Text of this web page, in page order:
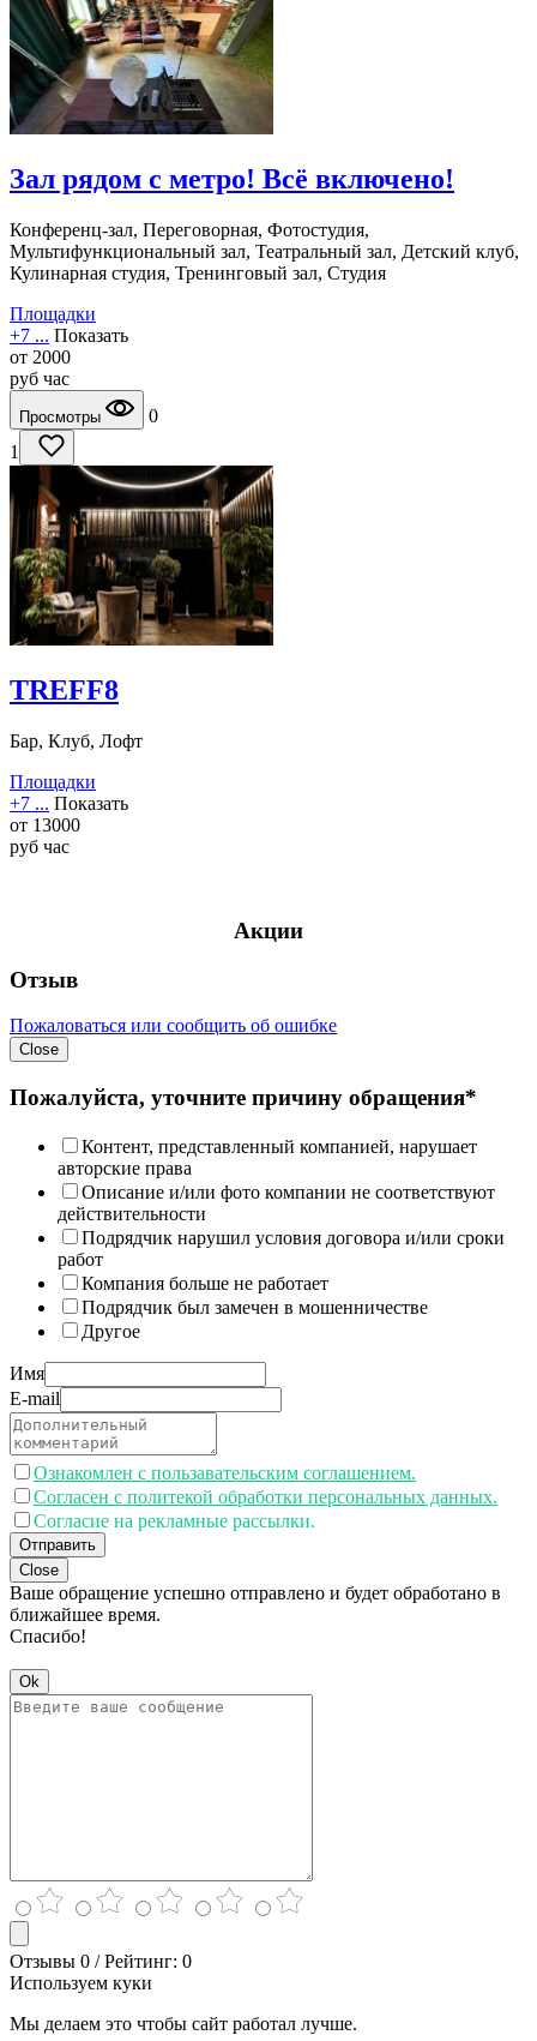
Зал рядом с метро! Всё включено!
Конференц-зал, Переговорная, Фотостудия,
Мультифункциональный зал, Театральный зал, Детский клуб,
Кулинарная студия, Тренинговый зал, Студия
Площадки
+7 ... Показать
от 2000
руб час
Просмотры
0
1
TREFF8
Бар, Клуб, Лофт
Площадки
+7 ... Показать
от 13000
руб час
Акции
Отзыв
Пожаловаться или сообщить об ошибке
Close
Пожалуйста, уточните причину обращения*
Контент, представленный компанией, нарушает
авторские права
Описание и/или фото компании не соответствуют
действительности
Подрядчик нарушил условия договора и/или сроки
работ
Компания больше не работает
Подрядчик был замечен в мошенничестве
Другое
Имя
E-mail
Ознакомлен с пользавательским соглашением.
Согласен с политекой обработки персональных данных.
Согласие на рекламные рассылки.
Отправить
Close
Ваше обращение успешно отправлено и будет обработано в
ближайшее время.
Спасибо!
Ok
Отзывы 0 / Рейтинг: 0
Используем куки
Мы делаем это чтобы сайт работал лучше.